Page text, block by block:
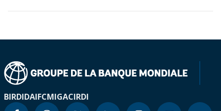
BIRDIDAIFCMIGACIRDI